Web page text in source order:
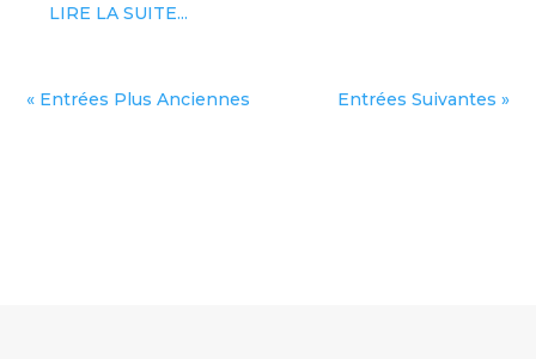
LIRE LA SUITE...
« Entrées Plus Anciennes Entrées Suivantes »